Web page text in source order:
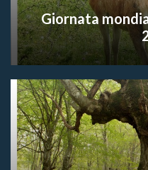
Giornata